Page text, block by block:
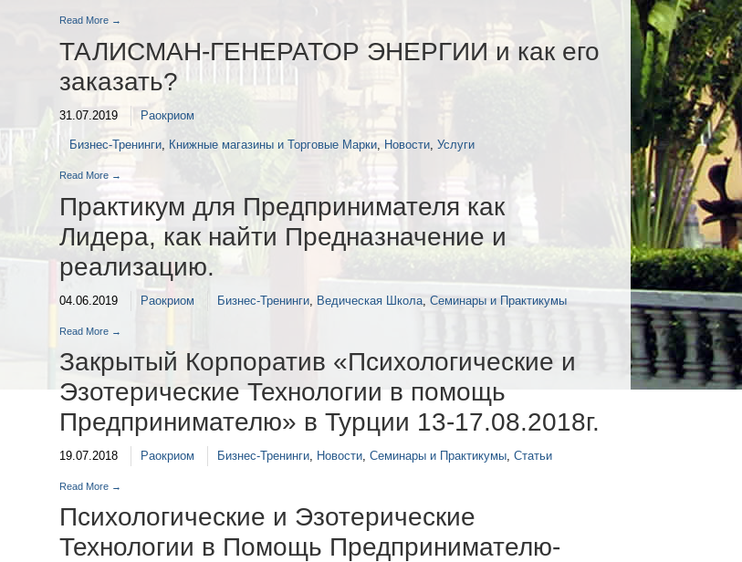
Read More →
ТАЛИСМАН-ГЕНЕРАТОР ЭНЕРГИИ и как его
заказать?
31.07.2019 Раокриом
Бизнес-Тренинги, Книжные магазины и Торговые Марки, Новости,Услуги
Read More →
Практикум для Предпринимателя как
Лидера, как найти Предназначение и
реализацию.
04.06.2019 Раокриом Бизнес-Тренинги, Ведическая Школа,Семинары и Практикумы
Read More →
Закрытый Корпоратив «Психологические и
Эзотерические Технологии в помощь
Предпринимателю» в Турции 13-17.08.2018г.
19.07.2018 Раокриом Бизнес-Тренинги, Новости,Семинары и Практикумы,Статьи
Read More →
Психологические и Эзотерические
Технологии в Помощь Предпринимателю-